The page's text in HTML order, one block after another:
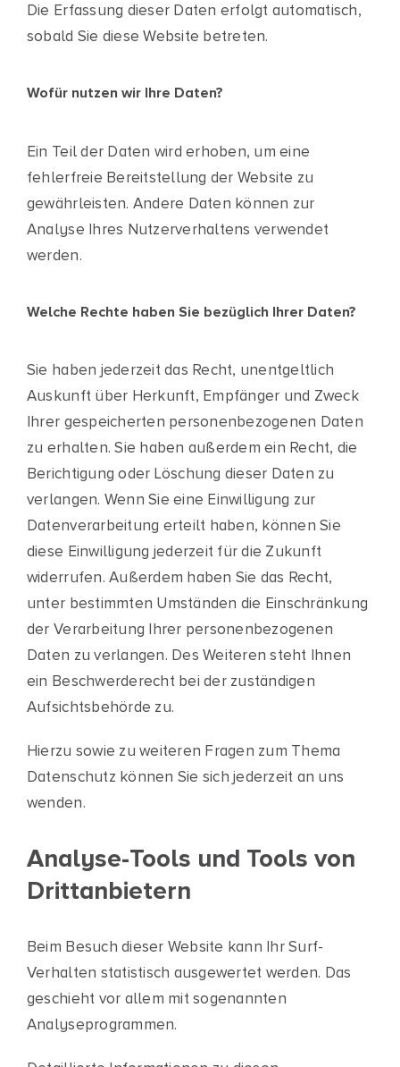
Die Erfassung dieser Daten erfolgt automatisch,
sobald Sie diese Website betreten.
Wofür nutzen wir Ihre Daten?
Ein Teil der Daten wird erhoben, um eine
fehlerfreie Bereitstellung der Website zu
gewährleisten. Andere Daten können zur
Analyse Ihres Nutzerverhaltens verwendet
werden.
Welche Rechte haben Sie bezüglich Ihrer Daten?
Sie haben jederzeit das Recht, unentgeltlich
Auskunft über Herkunft, Empfänger und Zweck
Ihrer gespeicherten personenbezogenen Daten
zu erhalten. Sie haben außerdem ein Recht, die
Berichtigung oder Löschung dieser Daten zu
verlangen. Wenn Sie eine Einwilligung zur
Datenverarbeitung erteilt haben, können Sie
diese Einwilligung jederzeit für die Zukunft
widerrufen. Außerdem haben Sie das Recht,
unter bestimmten Umständen die Einschränkung
der Verarbeitung Ihrer personenbezogenen
Daten zu verlangen. Des Weiteren steht Ihnen
ein Beschwerderecht bei der zuständigen
Aufsichtsbehörde zu.
Hierzu sowie zu weiteren Fragen zum Thema
Datenschutz können Sie sich jederzeit an uns
wenden.
Analyse-Tools und Tools von
Drittanbietern
Beim Besuch dieser Website kann Ihr Surf-
Verhalten statistisch ausgewertet werden. Das
geschieht vor allem mit sogenannten
Analyseprogrammen.